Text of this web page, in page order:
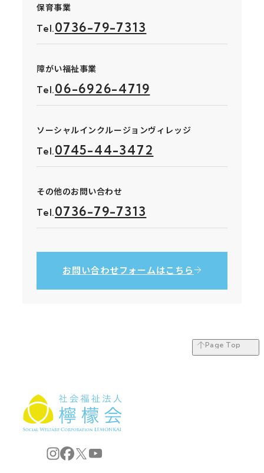
保育事業
Tel.0736-79-7313
障がい福祉事業
Tel.06-6926-4719
ソーシャルインクルージョンヴィレッジ
Tel.0745-44-3472
その他のお問い合わせ
Tel.0736-79-7313
お問い合わせフォームはこちら
Page Top
社会福祉法人 檸檬会
社会福祉法人 檸檬会 Instagram
社会福祉法人 檸檬会 Facebook
社会福祉法人 檸檬会 X
社会福祉法人 檸檬会 YouTube